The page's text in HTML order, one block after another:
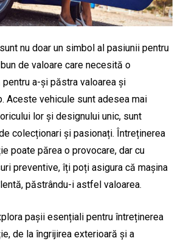
nu doar un simbol al pasiunii pentru
de valoare care necesită o
a-și păstra valoarea și
Aceste vehicule sunt adesea mai
lor și designului unic, sunt
colecționari și pasionați. Întreținerea
poate părea o provocare, dar cu
preventive, îți poți asigura că mașina
păstrându-i astfel valoarea.
pașii esențiali pentru întreținerea
de la îngrijirea exterioară și a